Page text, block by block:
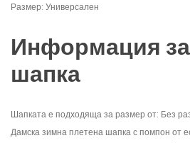
Размер: Универсален
Информация
шапка
Шапката е подходяща за размер от: Без
Дамска зимна плетена шапка с помпон от